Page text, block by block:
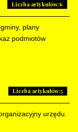
Liczba artykułów:6
plany
podmiotów
Liczba artykułów:5
urzędu.